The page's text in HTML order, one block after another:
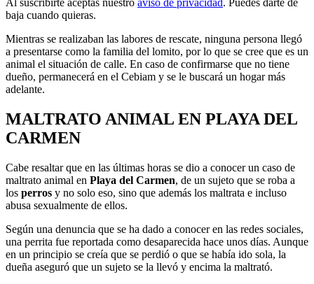
Al suscribirte aceptas nuestro aviso de privacidad. Puedes darte de
baja cuando quieras.
Mientras se realizaban las labores de rescate, ninguna persona llegó
a presentarse como la familia del lomito, por lo que se cree que es un
animal el situación de calle. En caso de confirmarse que no tiene
dueño, permanecerá en el Cebiam y se le buscará un hogar más
adelante.
MALTRATO ANIMAL EN PLAYA DEL
CARMEN
Cabe resaltar que en las últimas horas se dio a conocer un caso de
maltrato animal en Playa del Carmen, de un sujeto que se roba a
los perros y no solo eso, sino que además los maltrata e incluso
abusa sexualmente de ellos.
Según una denuncia que se ha dado a conocer en las redes sociales,
una perrita fue reportada como desaparecida hace unos días. Aunque
en un principio se creía que se perdió o que se había ido sola, la
dueña aseguró que un sujeto se la llevó y encima la maltrató.